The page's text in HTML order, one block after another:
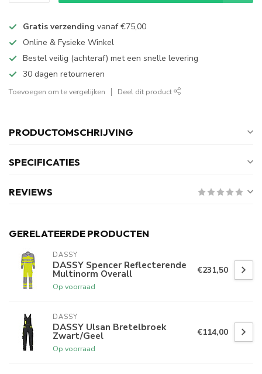
Gratis verzending vanaf€75,00
Online & Fysieke Winkel
Bestel veilig (achteraf) met een snelle levering
30 dagen retourneren
Toevoegen om te vergelijken Deel dit product
PRODUCTOMSCHRIJVING
SPECIFICATIES
REVIEWS
GERELATEERDE PRODUCTEN
DASSY
DASSY Spencer Reflecterende
Multinorm Overall
Op voorraad
€231,50
DASSY
DASSY Ulsan Bretelbroek
Zwart/Geel
Op voorraad
€114,00